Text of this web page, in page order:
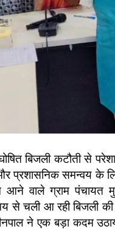
बिजली कटौती से
प्रशासनिक समन्वय के
वाले ग्राम पंचायत
से चली आ रही बिजली
ने एक बड़ा कदम